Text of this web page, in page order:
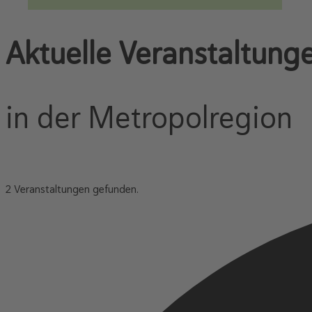
Aktuelle
in der Metropolregion
2 Veranstaltungen gefunden.